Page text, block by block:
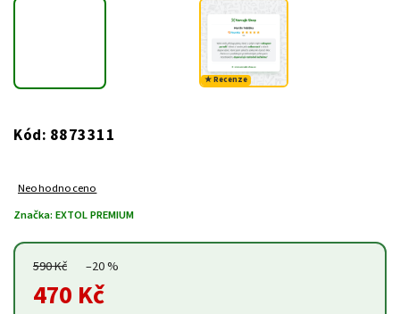
★ Recenze
Kód: 8873311
Neohodnoceno
Značka: EXTOL PREMIUM
590 Kč –20 %
470 Kč